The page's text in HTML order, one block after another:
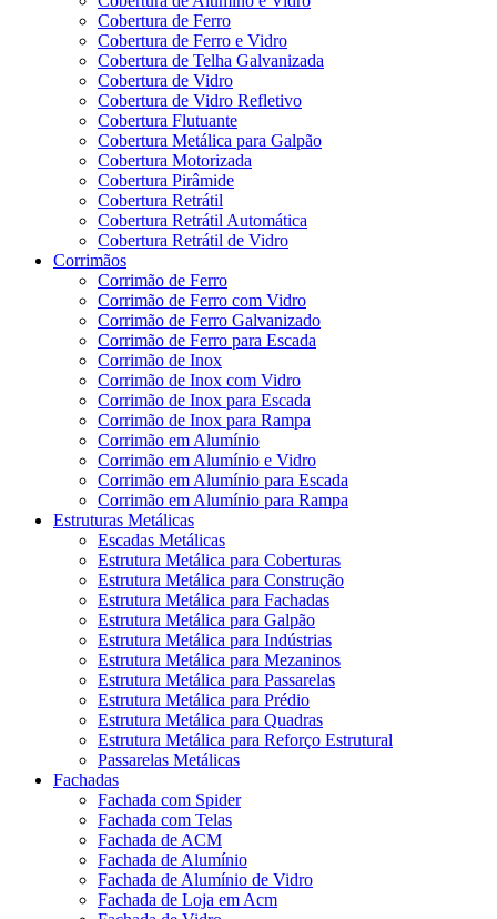
Cobertura de Ferro
Cobertura de Ferro e Vidro
Cobertura de Telha Galvanizada
Cobertura de Vidro
Cobertura de Vidro Refletivo
Cobertura Flutuante
Cobertura Metálica para Galpão
Cobertura Motorizada
Cobertura Pirâmide
Cobertura Retrátil
Cobertura Retrátil Automática
Cobertura Retrátil de Vidro
Corrimãos
Corrimão de Ferro
Corrimão de Ferro com Vidro
Corrimão de Ferro Galvanizado
Corrimão de Ferro para Escada
Corrimão de Inox
Corrimão de Inox com Vidro
Corrimão de Inox para Escada
Corrimão de Inox para Rampa
Corrimão em Alumínio
Corrimão em Alumínio e Vidro
Corrimão em Alumínio para Escada
Corrimão em Alumínio para Rampa
Estruturas Metálicas
Escadas Metálicas
Estrutura Metálica para Coberturas
Estrutura Metálica para Construção
Estrutura Metálica para Fachadas
Estrutura Metálica para Galpão
Estrutura Metálica para Indústrias
Estrutura Metálica para Mezaninos
Estrutura Metálica para Passarelas
Estrutura Metálica para Prédio
Estrutura Metálica para Quadras
Estrutura Metálica para Reforço Estrutural
Passarelas Metálicas
Fachadas
Fachada com Spider
Fachada com Telas
Fachada de ACM
Fachada de Alumínio
Fachada de Alumínio de Vidro
Fachada de Loja em Acm